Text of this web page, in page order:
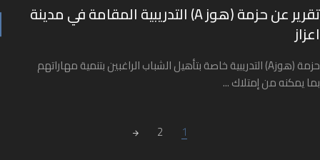
تقرير عن حزمة (هوز A) التدريبية المقامة في مدينة
اعزاز
حزمة (هوزA) التدريبية خاصة بتأهيل الشباب الراغبين بتنمية مهاراتهم
بما يمكنه من إمتلاك ...
1
2